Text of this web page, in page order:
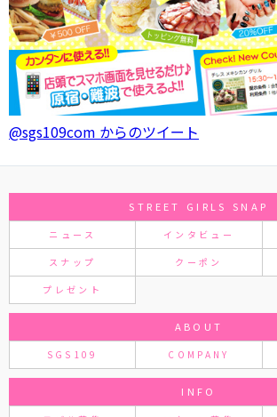
@sgs109com からのツイート
STREET GIRLS SNAP
ニュース インタビュー
スナップ クーポン
プレゼント
ABOUT
SGS109 COMPANY
INFO